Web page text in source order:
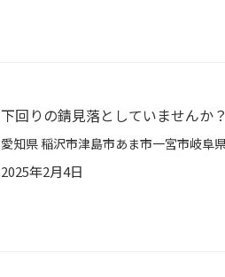
下回りの錆見落としていませんか？
2025年2月4日